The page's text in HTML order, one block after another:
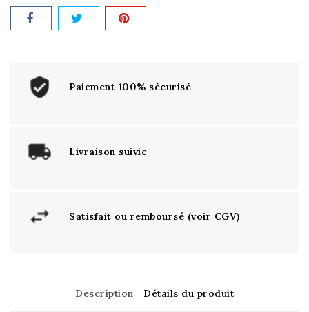
Paiement 100% sécurisé
Livraison suivie
Satisfait ou remboursé (voir CGV)
Description Détails du produit